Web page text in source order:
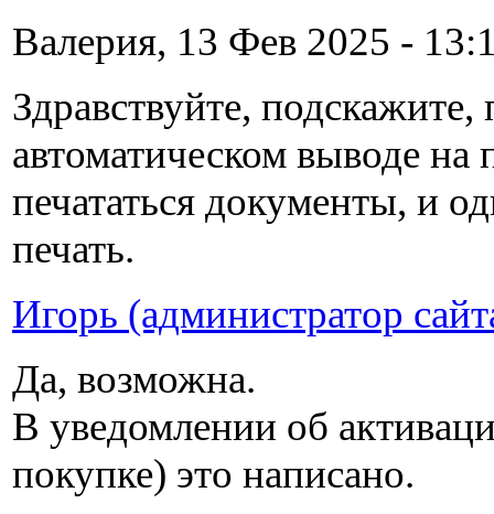
Валерия, 13 Фев 2025 -
Здравствуйте,
автоматическом выводе на
печататься документы, и
печать.
Игорь (администратор
Да, возможна.
В уведомлении об
покупке) это написано.